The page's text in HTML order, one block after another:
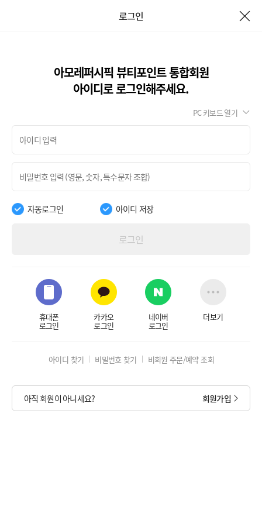
로그인
아모레퍼시픽 뷰티포인트 통합회원
아이디로 로그인해주세요.
PC 키보드 열기
자동로그인 아이디 저장
로그인
휴대폰
로그인
카카오
로그인
네이버
로그인
더보기
아이디 찾기 비밀번호 찾기 비회원 주문/예약 조회
아직 회원이 아니세요? 회원가입